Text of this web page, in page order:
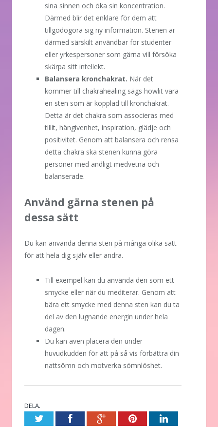
sina sinnen och öka sin koncentration.
Därmed blir det enklare för dem att
tillgodogöra sig ny information. Stenen är
därmed särskilt användbar för studenter
eller yrkespersoner som gärna vill försöka
skärpa sitt intellekt.
Balansera kronchakrat. När det
kommer till chakrahealing sägs howlit vara
en sten som är kopplad till kronchakrat.
Detta är det chakra som associeras med
tillit, hängivenhet, inspiration, glädje och
positivitet. Genom att balansera och rensa
detta chakra ska stenen kunna göra
personer med andligt medvetna och
balanserade.
Använd gärna stenen på
dessa sätt
Du kan använda denna sten på många olika sätt
för att hela dig själv eller andra.
Till exempel kan du använda den som ett
smycke eller när du mediterar. Genom att
bära ett smycke med denna sten kan du ta
del av den lugnande energin under hela
dagen.
Du kan även placera den under
huvudkudden för att på så vis förbättra din
nattsömn och motverka sömnlöshet.
DELA.
TwitterFacebookGoogle+PinterestLinkedIn